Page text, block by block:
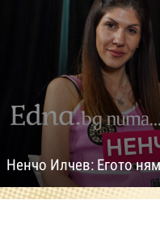
Ненчо Илчев: Егото